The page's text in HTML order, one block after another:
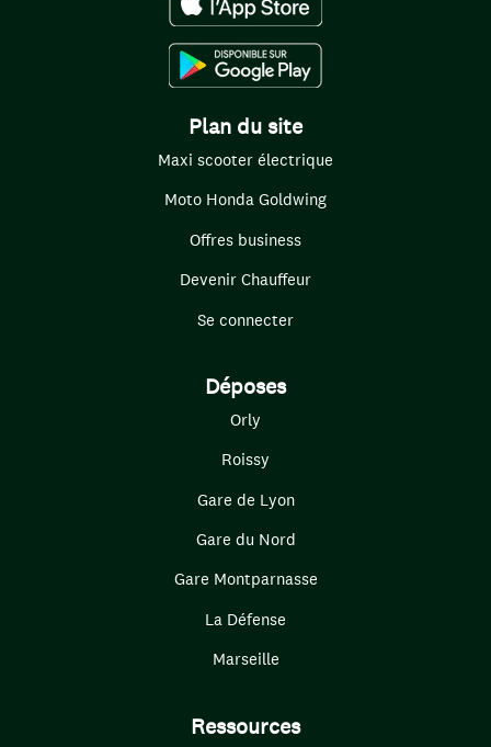
Plan du site
Maxi scooter électrique
Moto Honda Goldwing
Offres business
Devenir Chauffeur
Se connecter
Déposes
Orly
Roissy
Gare de Lyon
Gare du Nord
Gare Montparnasse
La Défense
Marseille
Ressources